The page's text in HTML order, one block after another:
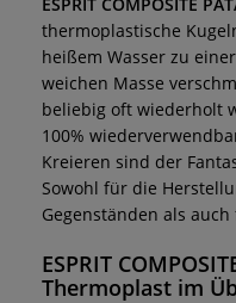
thermoplastische
heißem Wasser zu
weichen Masse
beliebig oft wiederholt
100%
Kreieren sind der
Sowohl für die
Gegenständen als
ESPRIT
Thermoplast im